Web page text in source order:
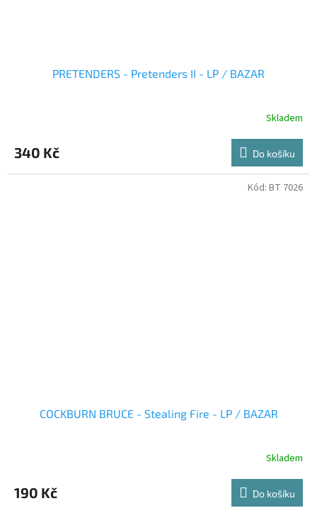
PRETENDERS - Pretenders II - LP / BAZAR
Skladem
340 Kč Do košíku
COCKBURN BRUCE - Stealing Fire - LP / BAZAR
Skladem
190 Kč Do košíku
Kód: BT 7026